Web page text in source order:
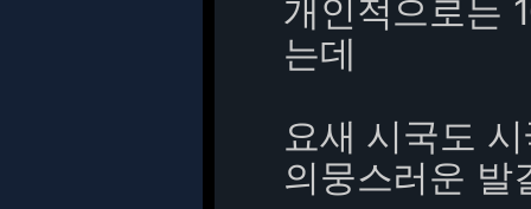
개인적으로는
는데
요새 시국도
의뭉스러운 발